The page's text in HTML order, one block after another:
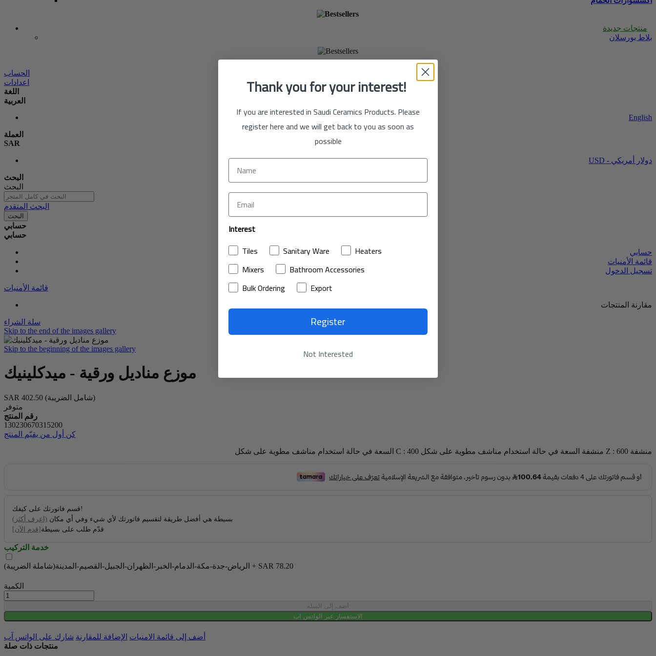
منتجات جديدة
بلاط بورسلان
الحساب
اعدادات
اللغة
العربية
English
العملة
SAR
USD - دولار أمريكي
البحث
البحث
البحث المتقدم
البحث
حسابي
حسابي
حسابي
قائمة الأمنيات
تسجيل الدخول
قائمة الأمنيات
مقارنة المنتجات
سلة الشراء
Skip to the end of the images gallery
Skip to the beginning of the images gallery
موزع مناديل ورقية - ميدكلينيك
SAR 402.50
(شامل الضريبة)
متوفر
رقم المنتج
130230670315200
كن أول من يقيّم المنتج
السعة في حالة استخدام مناشف مطوية على شكل C : 400 منشفة السعة في حالة استخدام مناشف مطوية على شكل Z : 600 منشفة
قسم فاتورتك على كيفك!
بسيطة هي أفضل طريقة لتقسيم فاتورتك لأي شيء وفي أي مكان (اعرف أكثر)
قدّم طلب على بسيطة [قدم الآن]
خدمة التركيب
+ SAR 78.20
الكمية
أضف إلى السلة
الاستفسار عبر الواتس اب
أضف إلى قائمة الامنيات الإضافة للمقارنة شارك على الواتس آب
منتجات ذات صلة
Thank you for your interest!
If you are interested in Saudi Ceramics Products. Please
register here and we will get back to you as soon as
possible
Interest
Tiles
Sanitary Ware
Heaters
Mixers
Bathroom Accessories
Bulk Ordering
Export
Register
Not Interested